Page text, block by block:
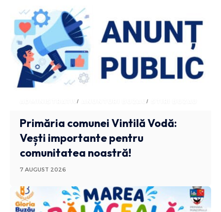
ADMINISTRATIV ANUNTURI BUZAU
Primăria comunei Vintilă Vodă:
Vești importante pentru
comunitatea noastră!
7 AUGUST 2026